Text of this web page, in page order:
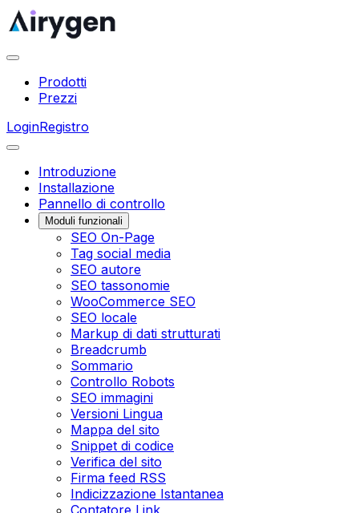
Prodotti
Prezzi
LoginRegistro
Introduzione
Installazione
Pannello di controllo
Moduli funzionali
SEO On-Page
Tag social media
SEO autore
SEO tassonomie
WooCommerce SEO
SEO locale
Markup di dati strutturati
Breadcrumb
Sommario
Controllo Robots
SEO immagini
Versioni Lingua
Mappa del sito
Snippet di codice
Verifica del sito
Firma feed RSS
Indicizzazione Istantanea
Contatore Link